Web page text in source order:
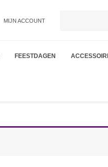
MIJN ACCOUNT
naar:
FEESTDAGEN